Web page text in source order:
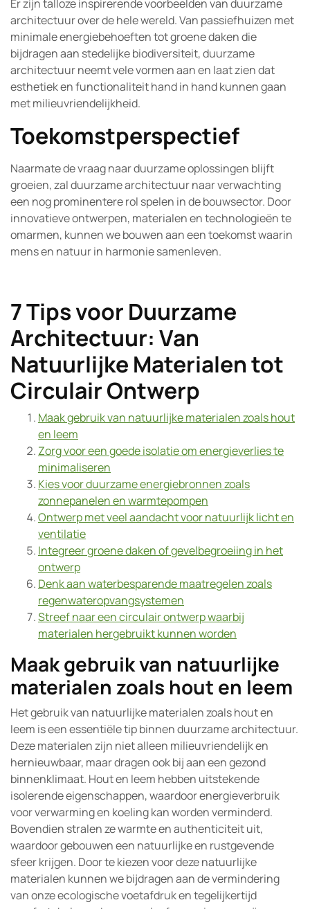
Er zijn talloze inspirerende voorbeelden van duurzame
architectuur over de hele wereld. Van passiefhuizen met
minimale energiebehoeften tot groene daken die
bijdragen aan stedelijke biodiversiteit, duurzame
architectuur neemt vele vormen aan en laat zien dat
esthetiek en functionaliteit hand in hand kunnen gaan
met milieuvriendelijkheid.
Toekomstperspectief
Naarmate de vraag naar duurzame oplossingen blijft
groeien, zal duurzame architectuur naar verwachting
een nog prominentere rol spelen in de bouwsector. Door
innovatieve ontwerpen, materialen en technologieën te
omarmen, kunnen we bouwen aan een toekomst waarin
mens en natuur in harmonie samenleven.
7 Tips voor Duurzame
Architectuur: Van
Natuurlijke Materialen tot
Circulair Ontwerp
Maak gebruik van natuurlijke materialen zoals hout
en leem
Zorg voor een goede isolatie om energieverlies te
minimaliseren
Kies voor duurzame energiebronnen zoals
zonnepanelen en warmtepompen
Ontwerp met veel aandacht voor natuurlijk licht en
ventilatie
Integreer groene daken of gevelbegroeiing in het
ontwerp
Denk aan waterbesparende maatregelen zoals
regenwateropvangsystemen
Streef naar een circulair ontwerp waarbij
materialen hergebruikt kunnen worden
Maak gebruik van natuurlijke
materialen zoals hout en leem
Het gebruik van natuurlijke materialen zoals hout en
leem is een essentiële tip binnen duurzame architectuur.
Deze materialen zijn niet alleen milieuvriendelijk en
hernieuwbaar, maar dragen ook bij aan een gezond
binnenklimaat. Hout en leem hebben uitstekende
isolerende eigenschappen, waardoor energieverbruik
voor verwarming en koeling kan worden verminderd.
Bovendien stralen ze warmte en authenticiteit uit,
waardoor gebouwen een natuurlijke en rustgevende
sfeer krijgen. Door te kiezen voor deze natuurlijke
materialen kunnen we bijdragen aan de vermindering
van onze ecologische voetafdruk en tegelijkertijd